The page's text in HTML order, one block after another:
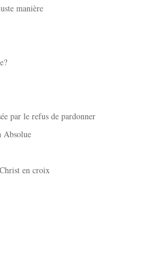
manière
par le refus de pardonner
Absolue
en croix